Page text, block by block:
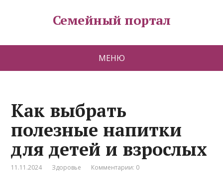
Семейный портал
МЕНЮ
Как выбрать
полезные напитки
для детей и взрослых
11.11.2024 Здоровье Комментарии: 0